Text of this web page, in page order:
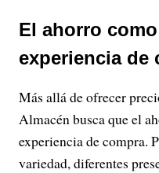
El ahorro
experiencia de
Más allá de ofrecer
Almacén busca que el
experiencia de compra.
variedad, diferentes